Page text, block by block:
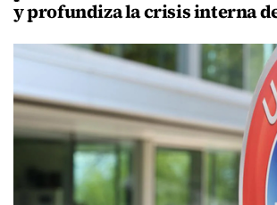
y profundiza la crisis interna